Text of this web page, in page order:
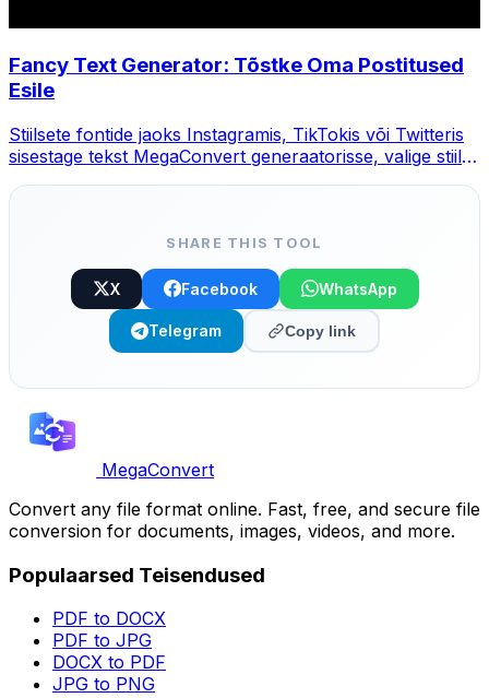
Fancy Text Generator: Tõstke Oma Postitused
Esile
Stiilsete fontide jaoks Instagramis, TikTokis või Twitteris
sisestage tekst MegaConvert generaatorisse, valige stiil ja
SHARE THIS TOOL
X Facebook WhatsApp
Telegram Copy link
MegaConvert
Convert any file format online. Fast, free, and secure file
conversion for documents, images, videos, and more.
Populaarsed Teisendused
PDF to DOCX
PDF to JPG
DOCX to PDF
JPG to PNG